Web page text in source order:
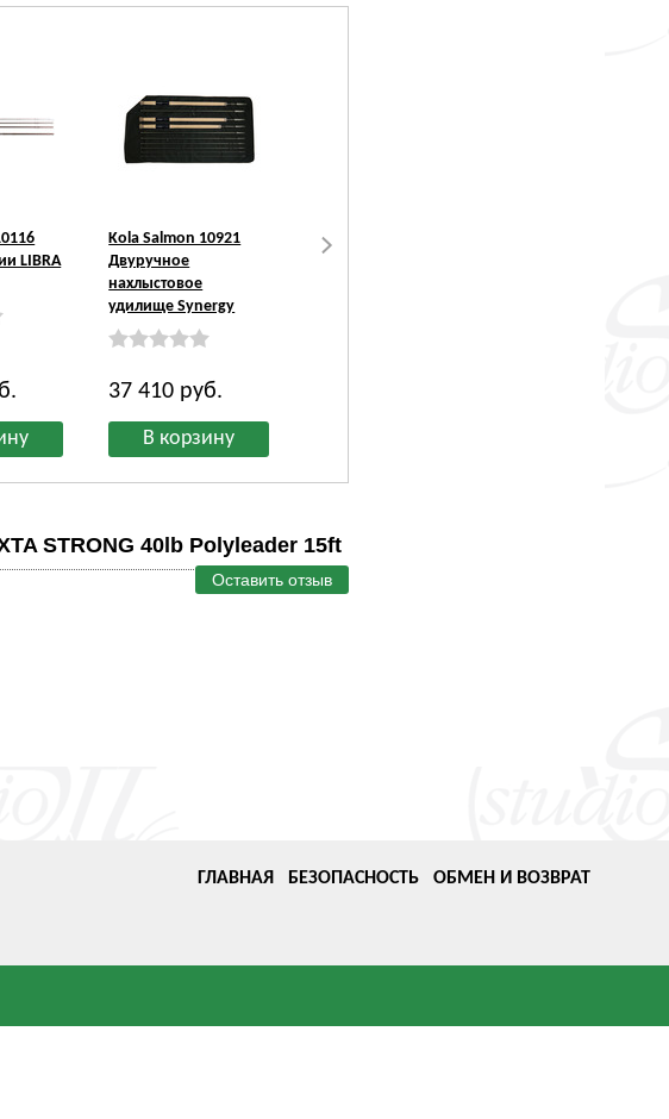
LIBRA
Kola Salmon 10921
Двуручное
нахлыстовое
удилище Synergy
37 410 руб.
Loop 10904
STRONG 40lb Polyleader 15ft
Оставить отзыв
ГЛАВНАЯ БЕЗОПАСНОСТЬ ОБМЕН И ВОЗВРАТ